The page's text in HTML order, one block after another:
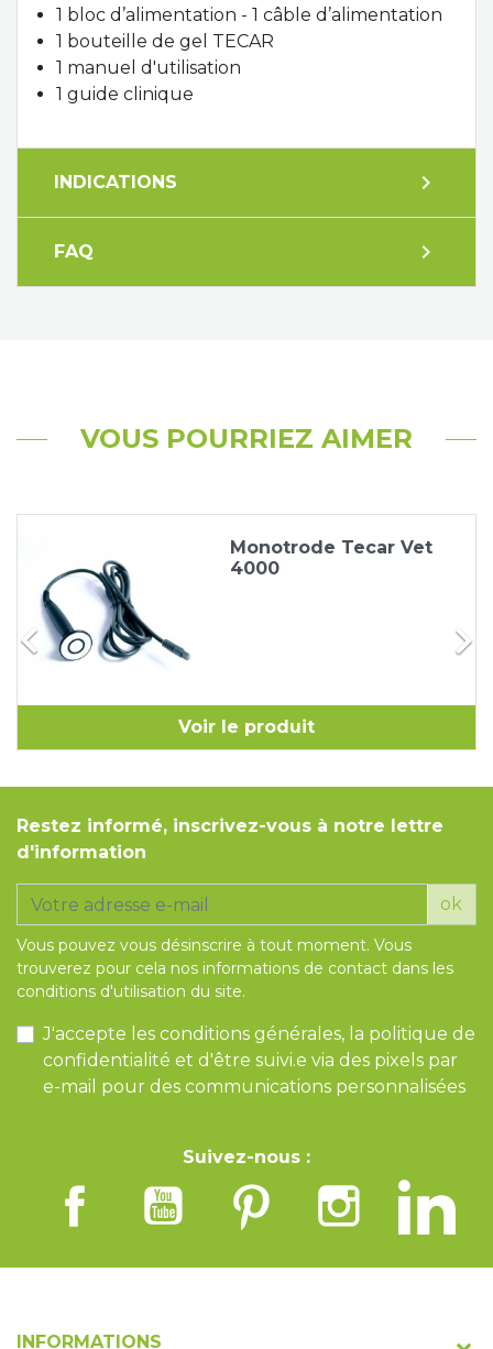
1 bloc d’alimentation - 1 câble d’alimentation
1 bouteille de gel TECAR
1 manuel d'utilisation
1 guide clinique
INDICATIONS expand_more
FAQ expand_more
VOUS POURRIEZ AIMER

Monotrode Tecar Vet
4000
Voir le produit

Restez informé, inscrivez-vous à notre lettre
d'information
ok
Vous pouvez vous désinscrire à tout moment. Vous
trouverez pour cela nos informations de contact dans les
conditions d'utilisation du site.
J'accepte les conditions générales, la politique de
confidentialité et d'être suivi.e via des pixels par
e-mail pour des communications personnalisées
Suivez-nous :
INFORMATIONS